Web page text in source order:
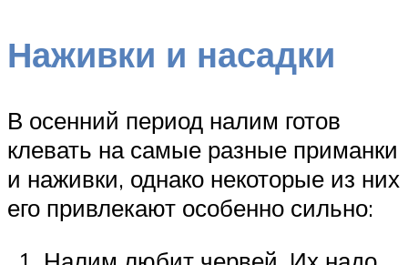
Наживки и насадки
В осенний период налим готов
клевать на самые разные приманки
и наживки, однако некоторые из них
его привлекают особенно сильно: